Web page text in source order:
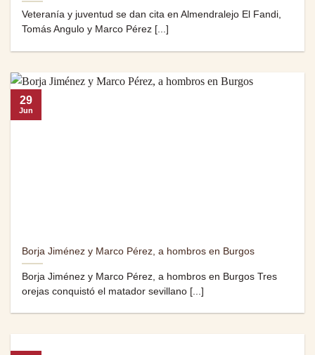
Veteranía y juventud se dan cita en Almendralejo El Fandi,
Tomás Angulo y Marco Pérez [...]
Borja Jiménez y Marco Pérez, a hombros en Burgos
Borja Jiménez y Marco Pérez, a hombros en Burgos Tres
orejas conquistó el matador sevillano [...]
29
Jun